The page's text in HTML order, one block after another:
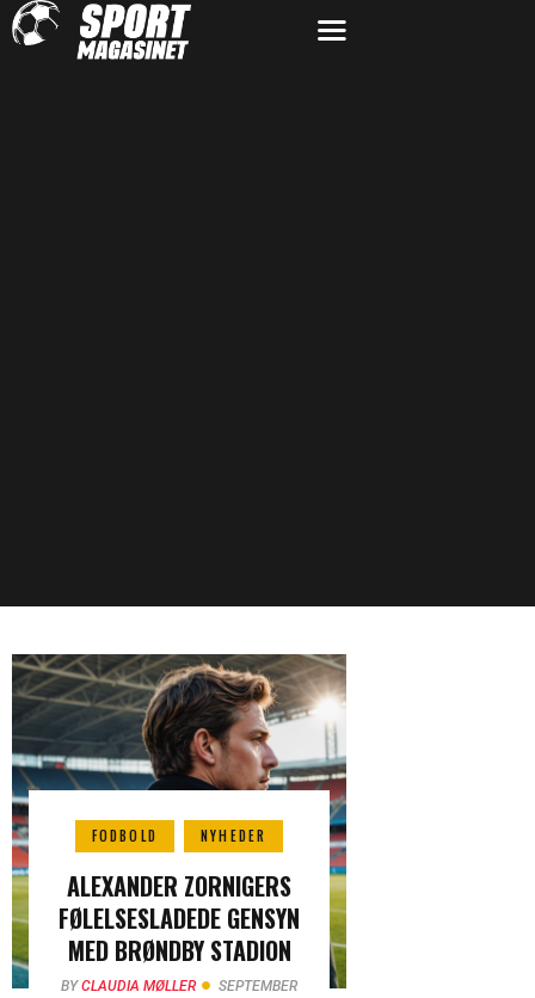
FODBOLD NYHEDER
ALEXANDER ZORNIGERS
FØLELSESLADEDE GENSYN
MED BRØNDBY STADION
BYCLAUDIA MØLLER
SEPTEMBER